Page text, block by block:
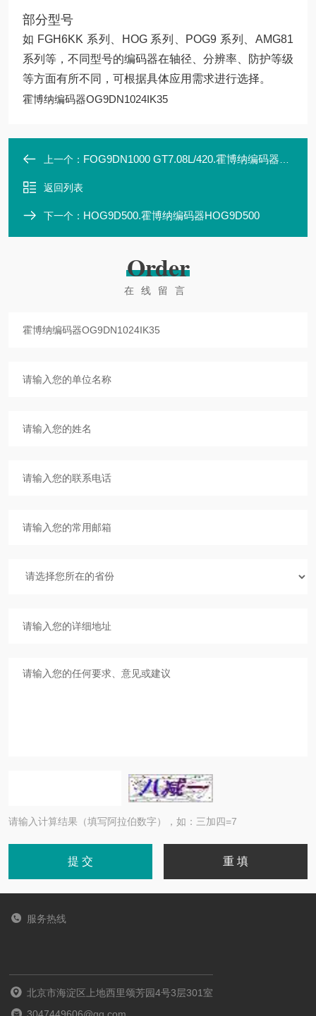
部分型号
如 FGH6KK 系列、HOG 系列、POG9 系列、AMG81
系列等，不同型号的编码器在轴径、分辨率、防护等级
等方面有所不同，可根据具体应用需求进行选择。
霍博纳编码器OG9DN1024IK35
上一个： FOG9DN1000 GT7.08L/420.霍博纳编码器FOG9DN1000 GT7.08L/420
返回列表
下一个： HOG9D500.霍博纳编码器HOG9D500
Order
在线留言
请输入计算结果（填写阿拉伯数字），如：三加四=7
服务热线
北京市海淀区上地西里颂芳园4号3层301室